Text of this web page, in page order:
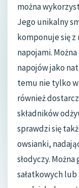
można
Jego unikalny
komponuje się
napojami.
napojów jako
temu nie tylko
również
składników
sprawdzi się
owsianki,
słodyczy.
sałatkowych